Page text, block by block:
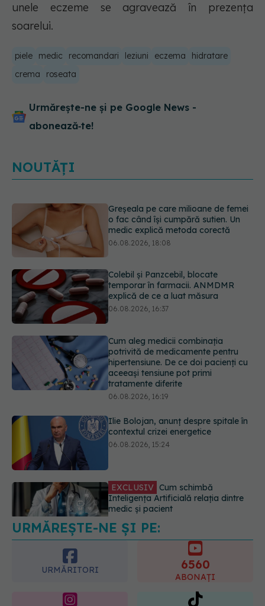
unele eczeme se agravează în prezența
soarelui.
piele medic recomandari leziuni eczema
hidratare
crema
roseata
Urmărește-ne și pe Google News -
abonează‑te!
NOUTĂȚI
Colebil și Panzcebil, blocate
temporar în farmacii. ANMDMR
explică de ce a luat măsura
06.08.2026, 16:37
Cum aleg medicii combinația
potrivită de medicamente pentru
hipertensiune. De ce doi pacienți cu
aceeași tensiune pot primi
Ilie Bolojan, anunț despre spitale în
contextul crizei energetice
06.08.2026, 15:24
EXCLUSIV Cum schimbă
Inteligența Artificială relația dintre
medic și pacient
Greșeala pe care milioane de femei
o fac când își cumpără sutien. Un
medic explică metoda corectă
06.08.2026, 18:08
URMĂREȘTE-NE ȘI PE:
URMĂRITORI 6560
ABONAȚI